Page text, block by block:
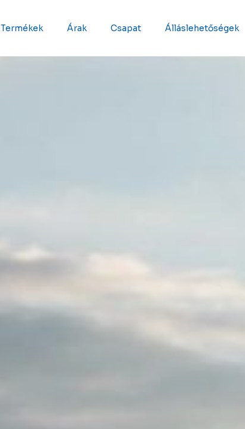
Termékek Árak Csapat Álláslehetőségek